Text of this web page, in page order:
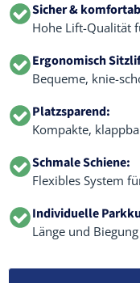
Sicher &
Hohe Lift-Qualität
Ergonomisch
Bequeme, knie-
Platzsparend:
Kompakte,
Schmale Schiene:
Flexibles System
Individuelle
Länge und